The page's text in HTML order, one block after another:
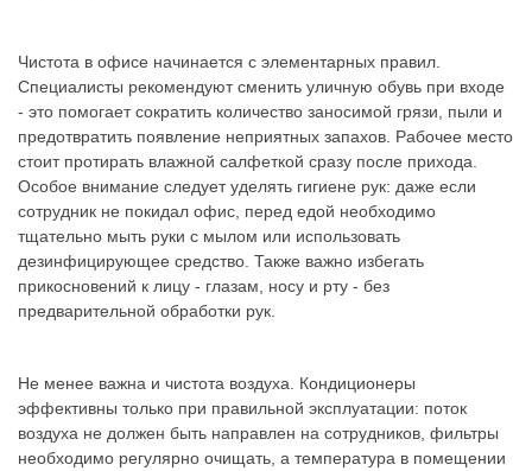
Чистота в офисе начинается с элементарных правил.
Специалисты рекомендуют сменить уличную обувь при входе
- это помогает сократить количество заносимой грязи, пыли и
предотвратить появление неприятных запахов. Рабочее место
стоит протирать влажной салфеткой сразу после прихода.
Особое внимание следует уделять гигиене рук: даже если
сотрудник не покидал офис, перед едой необходимо
тщательно мыть руки с мылом или использовать
дезинфицирующее средство. Также важно избегать
прикосновений к лицу - глазам, носу и рту - без
предварительной обработки рук.
Не менее важна и чистота воздуха. Кондиционеры
эффективны только при правильной эксплуатации: поток
воздуха не должен быть направлен на сотрудников, фильтры
необходимо регулярно очищать, а температура в помещении